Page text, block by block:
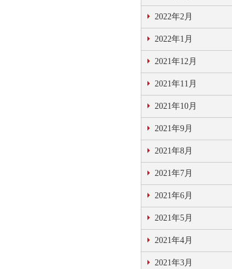
2022年2月
2022年1月
2021年12月
2021年11月
2021年10月
2021年9月
2021年8月
2021年7月
2021年6月
2021年5月
2021年4月
2021年3月